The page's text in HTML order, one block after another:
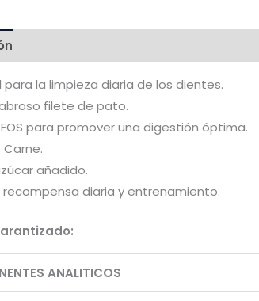
para la limpieza diaria de los dientes.
filete de pato.
para promover una digestión óptima.
Carne.
añadido.
recompensa diaria y entrenamiento.
ANALITICOS